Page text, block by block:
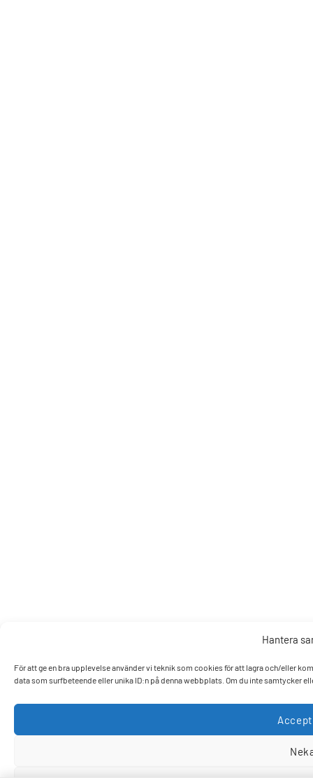
Hantera
För att ge en bra upplevelse använder vi teknik som cookies för att lagra och/eller
data som surfbeteende eller unika ID:n på denna webbplats. Om du inte samtycker